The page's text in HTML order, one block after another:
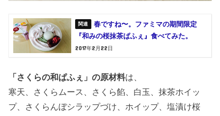
春ですね〜。ファミマの期間限定
『和みの桜抹茶ぱふぇ』食べてみた。
2017年2月22日
「さくらの和ぱふぇ」の原材料は、
寒天、さくらムース、さくら餡、白玉、抹茶ホイッ
プ、さくらんぼシラップづけ、ホイップ、塩漬け桜